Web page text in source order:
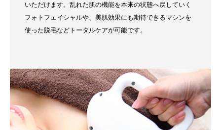
いただけます。乱れた肌の機能を本来の状態へ戻していく
フォトフェイシャルや、美肌効果にも期待できるマシンを
使った脱毛などトータルケアが可能です。